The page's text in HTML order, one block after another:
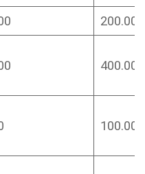
200.000
400.000
100.000